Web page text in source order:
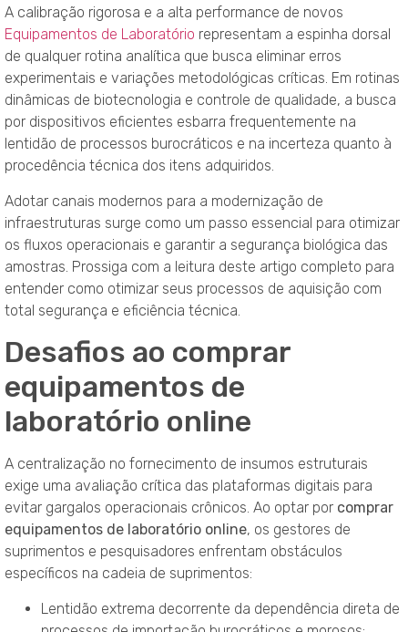
A calibração rigorosa e a alta performance de novos
Equipamentos de Laboratório representam a espinha dorsal
de qualquer rotina analítica que busca eliminar erros
experimentais e variações metodológicas críticas. Em rotinas
dinâmicas de biotecnologia e controle de qualidade, a busca
por dispositivos eficientes esbarra frequentemente na
lentidão de processos burocráticos e na incerteza quanto à
procedência técnica dos itens adquiridos.
Adotar canais modernos para a modernização de
infraestruturas surge como um passo essencial para otimizar
os fluxos operacionais e garantir a segurança biológica das
amostras. Prossiga com a leitura deste artigo completo para
entender como otimizar seus processos de aquisição com
total segurança e eficiência técnica.
Desafios ao comprar
equipamentos de
laboratório online
A centralização no fornecimento de insumos estruturais
exige uma avaliação crítica das plataformas digitais para
evitar gargalos operacionais crônicos. Ao optar por comprar
equipamentos de laboratório online, os gestores de
suprimentos e pesquisadores enfrentam obstáculos
específicos na cadeia de suprimentos:
Lentidão extrema decorrente da dependência direta de